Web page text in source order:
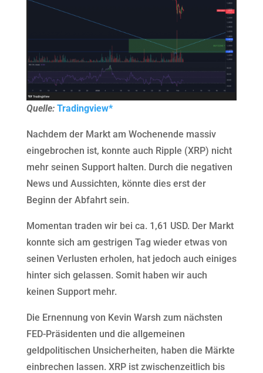
Quelle: Tradingview*
Nachdem der Markt am Wochenende massiv
eingebrochen ist, konnte auch Ripple (XRP) nicht
mehr seinen Support halten. Durch die negativen
News und Aussichten, könnte dies erst der
Beginn der Abfahrt sein.
Momentan traden wir bei ca. 1,61 USD. Der Markt
konnte sich am gestrigen Tag wieder etwas von
seinen Verlusten erholen, hat jedoch auch einiges
hinter sich gelassen. Somit haben wir auch
keinen Support mehr.
Die Ernennung von Kevin Warsh zum nächsten
FED-Präsidenten und die allgemeinen
geldpolitischen Unsicherheiten, haben die Märkte
einbrechen lassen. XRP ist zwischenzeitlich bis